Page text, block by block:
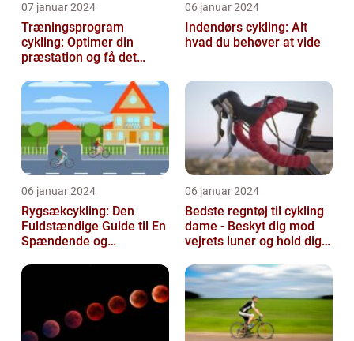
07 januar 2024
Træningsprogram
cykling: Optimer din
præstation og få det
træningssessioner
06 januar 2024
Indendørs cykling: Alt
hvad du behøver at vide
06 januar 2024
Rygsækcykling: Den
Fuldstændige Guide til En
Spændende og
06 januar 2024
Bedste regntøj til cykling
dame - Beskyt dig mod
vejrets luner og hold dig